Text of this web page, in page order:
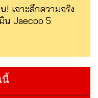
! เจาะลึกความจริง
น Jaecoo 5
นี้